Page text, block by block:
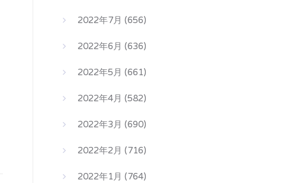
2022年7月 (656)
2022年6月 (636)
2022年5月 (661)
2022年4月 (582)
2022年3月 (690)
2022年2月 (716)
2022年1月 (764)